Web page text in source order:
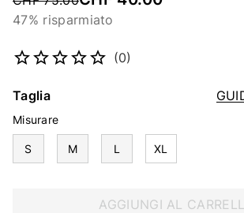
47% risparmiato
(0)
Taglia
Misurare
S M L XL
AGGIUNGI AL